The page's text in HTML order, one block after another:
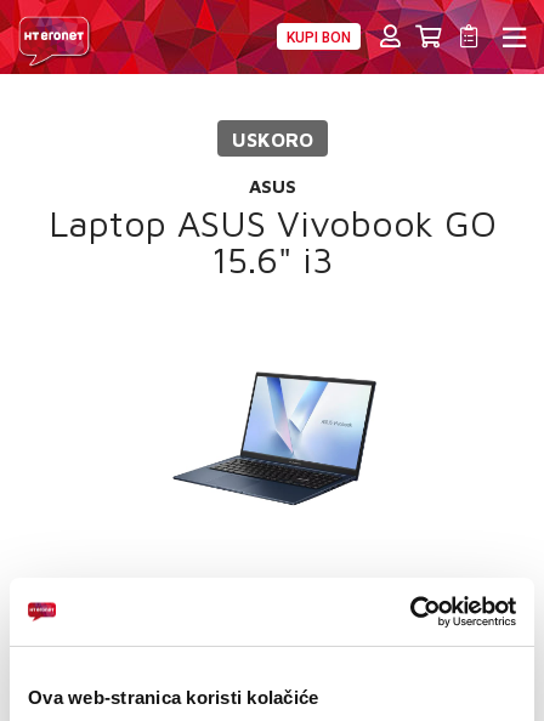
Ova web-stranica koristi kolačiće
KUPI BON
MOBILNA
PODRŠKA
USKORO
ASUS
Laptop ASUS Vivobook GO
15.6" i3
Memorija:RAM 8GB, 512GB SSD